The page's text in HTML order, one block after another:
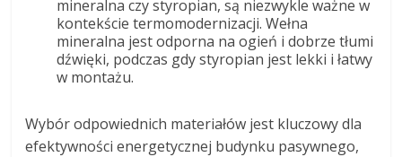
mineralna czy styropian, są niezwykle ważne w
kontekście termomodernizacji. Wełna
mineralna jest odporna na ogień i dobrze tłumi
dźwięki, podczas gdy styropian jest lekki i łatwy
w montażu.
Wybór odpowiednich materiałów jest kluczowy dla
efektywności energetycznej budynku pasywnego,